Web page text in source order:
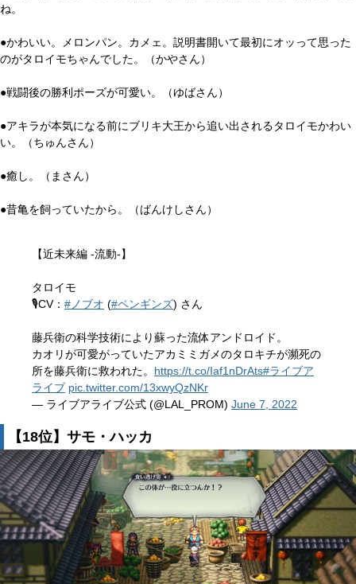
ね。
●かわいい。メロンパン。カメェ。説明書開いて最初にオッって思った
のがタロイモちゃんでした。（かやさん）
●戦闘後の勝利ポーズが可愛い。（ゆばさん）
●アキラが本気になる前にブリキ大王から追い出されるタロイモかわい
い。（ちゅんさん）
●癒し。（まさん）
●昔亀を飼っていたから。（ばんけしさん）
【近未来編 -流動-】
タロイモ
🎙️CV： #ノブオ (#ペンギンズ) さん
藤兵衛の科学技術により蘇った流体アンドロイド。
カオリが可愛がっていたアカミミガメのタロキチが瀕死の
所を藤兵衛に救われた。 https://t.co/Iaf1nDrAts#ライブア
ライブ pic.twitter.com/13xwyQzNKr
— ライブアライブ公式 (@LAL_PROM) June 7, 2022
【18位】サモ・ハッカ